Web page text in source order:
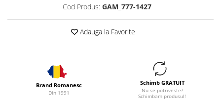
Cod Produs: GAM_777-1427
Adauga la Favorite
Brand Romanesc
Din 1991
Schimb GRATUIT
Nu se potriveste?
Schimbam produsul!